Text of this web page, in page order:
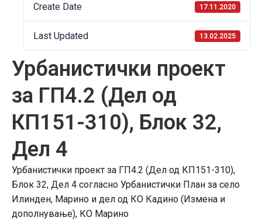
Create Date 17.11.2020
Last Updated 13.02.2025
Урбанистички проект
за ГП4.2 (Дел од
КП151-310), Блок 32,
Дел 4
Урбанистички проект за ГП4.2 (Дел од КП151-310),
Блок 32, Дел 4 согласно Урбанистички План за село
Илинден, Марино и дел од КО Кадино (Измена и
дополнување), КО Марино